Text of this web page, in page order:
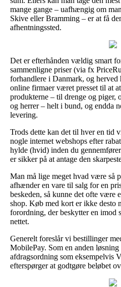
mange gange – uafhængig om
Skive eller Bramming – er at få
afhentningssted.
Det er efterhånden vældig smart
sammenligne priser (via fx
forhandlere i Danmark, og
online firmaer været presset til at
produkterne – til drenge og piger,
og herrer – helt i bund, og endda
levering.
Trods dette kan det til hver en tid
nogle internet webshops efter
hylde (hvid) inden du
er sikker på at antage den
Man må lige meget hvad være så
afhænder en vare til salg for en
beskeden, så kunne det ofte være
shop. Køb med kort er ikke desto
forordning, der beskytter en imod
nettet.
Generelt foreslår vi bestillinger
MobilePay. Som en anden
afdragsordning som eksempelvis
efterspørger at godtgøre beløbet